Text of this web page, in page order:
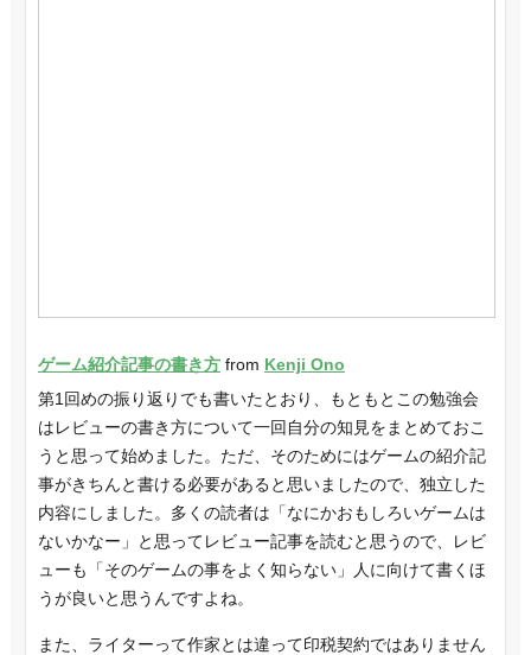
ゲーム紹介記事の書き方 from Kenji Ono
第1回めの振り返りでも書いたとおり、もともとこの勉強会
はレビューの書き方について一回自分の知見をまとめておこ
うと思って始めました。ただ、そのためにはゲームの紹介記
事がきちんと書ける必要があると思いましたので、独立した
内容にしました。多くの読者は「なにかおもしろいゲームは
ないかなー」と思ってレビュー記事を読むと思うので、レビ
ューも「そのゲームの事をよく知らない」人に向けて書くほ
うが良いと思うんですよね。
また、ライターって作家とは違って印税契約ではありません